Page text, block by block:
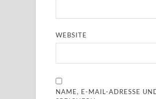
WEBSITE
NAME, E-MAIL-ADRESSE